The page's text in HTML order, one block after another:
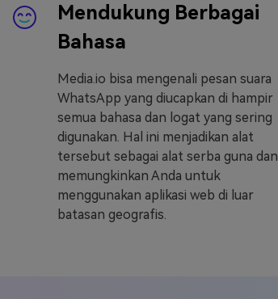
Mendukung Berbagai
Bahasa
Media.io bisa mengenali pesan suara
WhatsApp yang diucapkan di hampir
semua bahasa dan logat yang sering
digunakan. Hal ini menjadikan alat
tersebut sebagai alat serba guna dan
memungkinkan Anda untuk
menggunakan aplikasi web di luar
batasan geografis.